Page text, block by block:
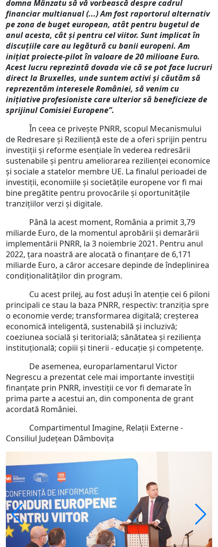
domna Mânzatu să vă vorbească despre cadrul
financiar multianual (...) Am fost raportorul alternativ
pe zona de buget european, atât pentru bugetul de
anul acesta, cât și pentru cel viitor. Sunt implicat în
discuțiile care au legătură cu banii europeni. Am
inițiat proiecte-pilot în valoare de 20 milioane Euro.
Acest lucru reprezintă dovada vie că se pot face lucruri
direct la Bruxelles, unde suntem activi și căutăm să
reprezentăm interesele României, să venim cu
inițiative profesioniste care ulterior să beneficieze de
sprijinul Comisiei Europene”.
În ceea ce privește PNRR, scopul Mecanismului
de Redresare și Reziliență este de a oferi sprijin pentru
investiții și reforme esențiale în vederea redresării
sustenabile și pentru ameliorarea rezilienței economice
și sociale a statelor membre UE. La finalul perioadei de
investiții, economiile și societățile europene vor fi mai
bine pregătite pentru provocările și oportunitățile
tranzițiilor verzi și digitale.
Până la acest moment, România a primit 3,79
miliarde Euro, de la momentul aprobării și demarării
implementării PNRR, la 3 noiembrie 2021. Pentru anul
2022, țara noastră are alocată o finanțare de 6,171
miliarde Euro, a căror accesare depinde de îndeplinirea
condiționalităților din program.
Cu acest prilej, au fost aduși în atenție cei 6 piloni
principali ce stau la baza PNRR, respectiv: tranziția spre
o economie verde; transformarea digitală; creșterea
economică inteligentă, sustenabilă și incluzivă;
coeziunea socială și teritorială; sănătatea și reziliența
instituțională; copiii și tinerii - educație și competențe.
De asemenea, europarlamentarul Victor
Negrescu a prezentat cele mai importante investiții
finanțate prin PNRR, investiții ce vor fi demarate în
prima parte a acestui an, din componenta de grant
acordată României.
Compartimentul Imagine, Relații Externe -
Consiliul Județean Dâmbovița